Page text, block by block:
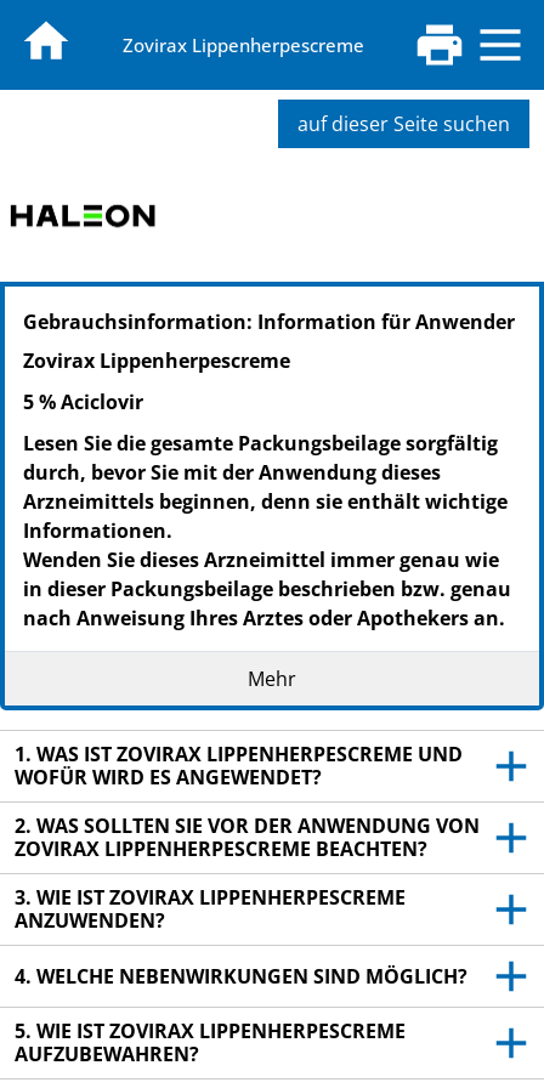
Zovirax Lippenherpescreme
auf dieser Seite suchen
PZN: 02799289
PPN: 110279928917
GTIN: 04026600468404
Gebrauchsinformation: Information für Anwender
Zovirax Lippenherpescreme
5 % Aciclovir
Lesen Sie die gesamte Packungsbeilage sorgfältig
durch, bevor Sie mit der Anwendung dieses
Arzneimittels beginnen, denn sie enthält wichtige
Informationen.
Wenden Sie dieses Arzneimittel immer genau wie
in dieser Packungsbeilage beschrieben bzw. genau
nach Anweisung Ihres Arztes oder Apothekers an.
Heben Sie die Packungsbeilage auf. Vielleicht
möchten Sie diese später nochmals lesen.
Fragen Sie Ihren Apotheker, wenn Sie weitere
Informationen oder einen Rat benötigen.
Wenn Sie Nebenwirkungen bemerken, wenden Sie
sich an Ihren Arzt oder Apotheker. Dies gilt auch
für Nebenwirkungen, die nicht in dieser
Packungsbeilage angegeben sind. Siehe Abschnitt
4.
Wenn Sie sich nach 10 Tagen nicht besser oder
gar schlechter fühlen, wenden Sie sich an Ihren
Arzt.
Mehr
1. WAS IST ZOVIRAX LIPPENHERPESCREME UND
WOFÜR WIRD ES ANGEWENDET?
2. WAS SOLLTEN SIE VOR DER ANWENDUNG VON
ZOVIRAX LIPPENHERPESCREME BEACHTEN?
3. WIE IST ZOVIRAX LIPPENHERPESCREME
ANZUWENDEN?
4. WELCHE NEBENWIRKUNGEN SIND MÖGLICH?
5. WIE IST ZOVIRAX LIPPENHERPESCREME
AUFZUBEWAHREN?